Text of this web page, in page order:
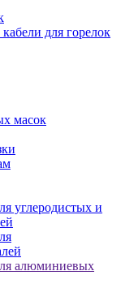
для горелок
масок
углеродистых и
алюминиевых